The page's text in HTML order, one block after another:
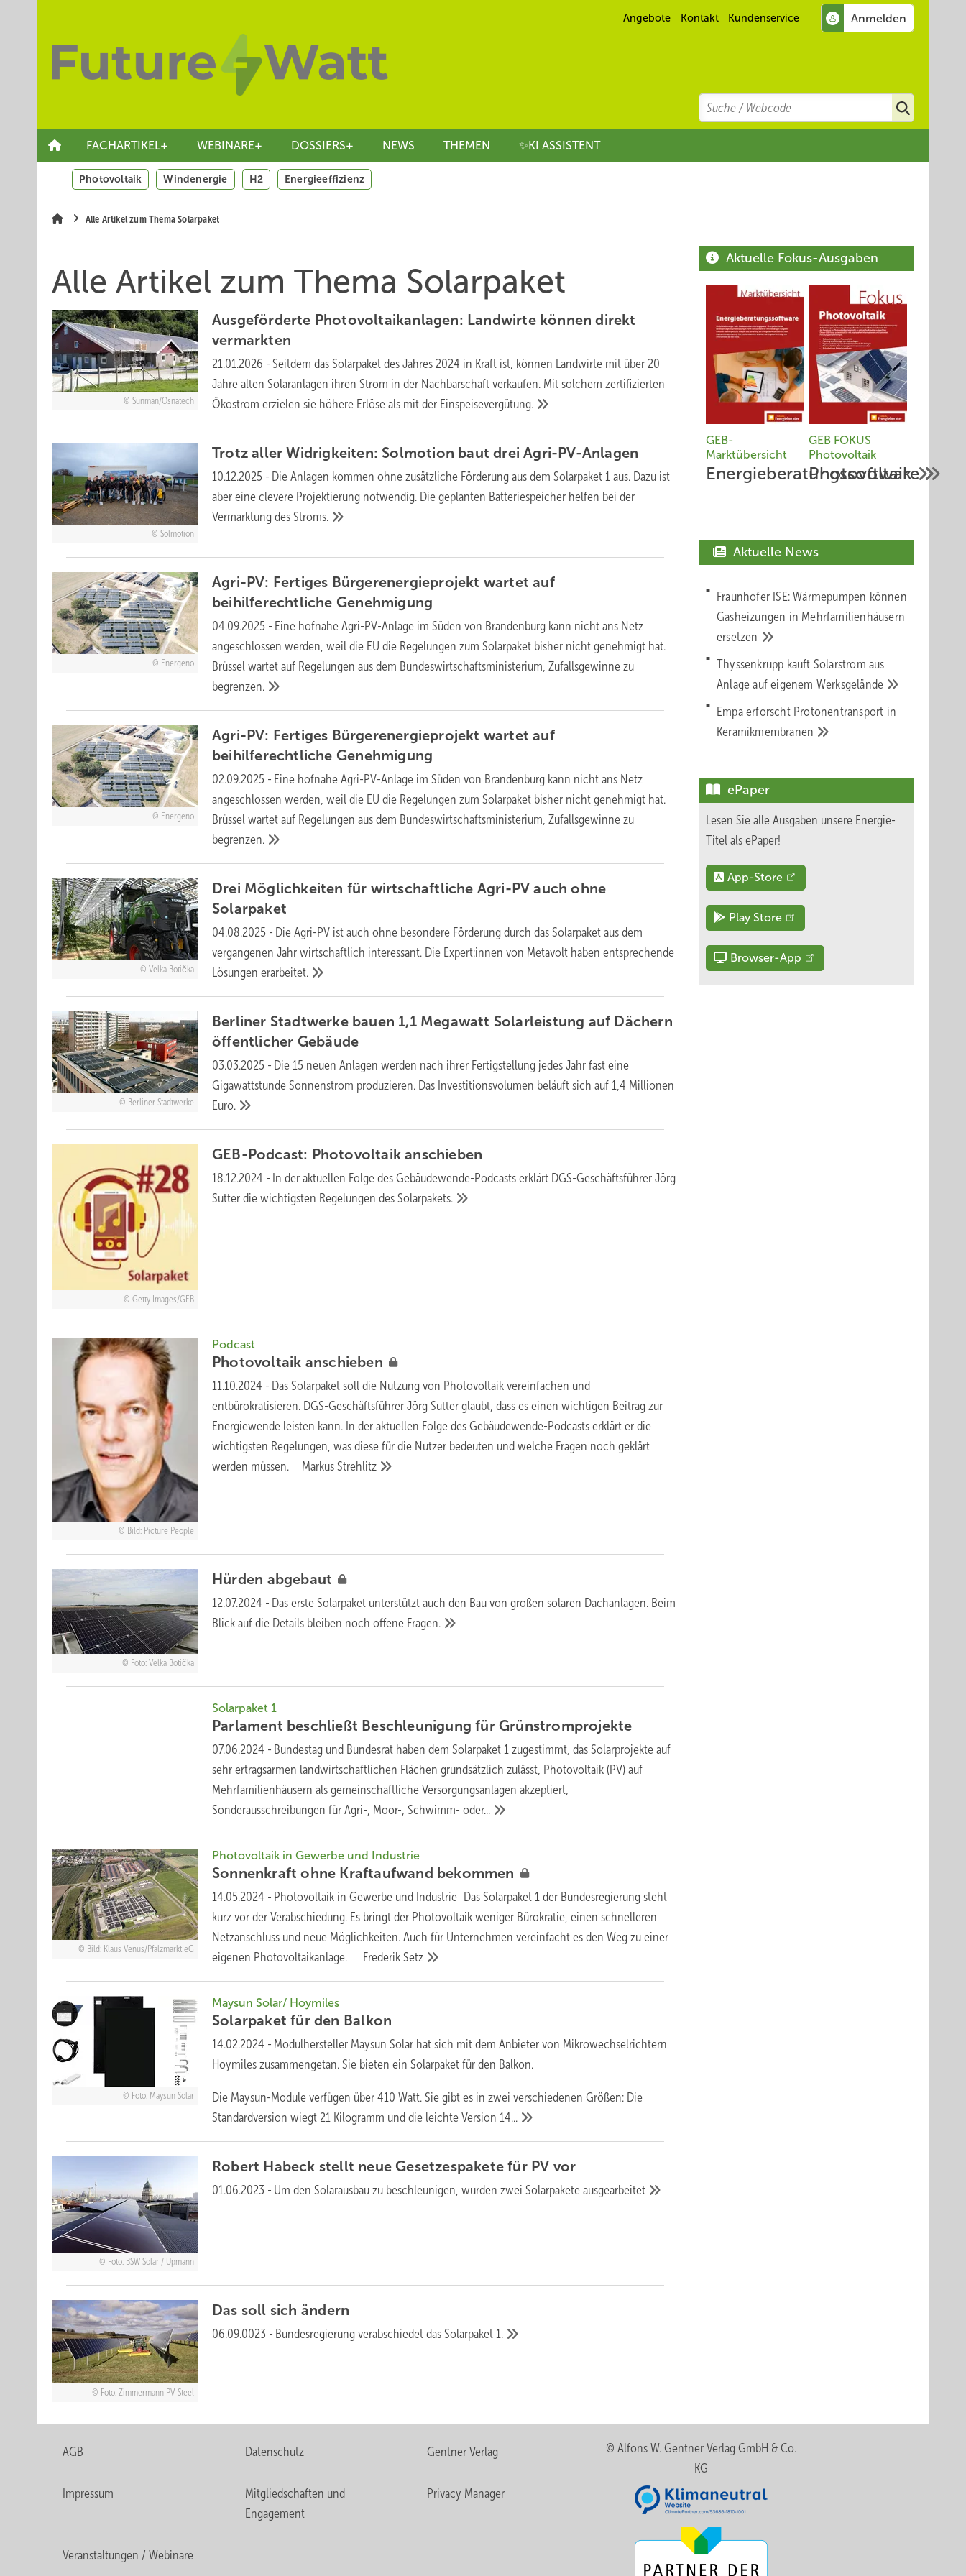
Angebote Kontakt Kundenservice
Search
Suchen
FACHARTIKEL+ WEBINARE+ DOSSIERS+ NEWS THEMEN ✨KI ASSISTENT
Photovoltaik Windenergie H2 Energieeffizienz
Alle Artikel zum Thema Solarpaket
Alle Artikel zum Thema Solarpaket
Sunman/Osnatech
Ausgeförderte Photovoltaikanlagen: Landwirte können direkt
vermarkten
21.01.2026 - Seitdem das Solarpaket des Jahres 2024 in Kraft ist, können Landwirte mit über 20
Jahre alten Solaranlagen ihren Strom in der Nachbarschaft verkaufen. Mit solchem zertifizierten
Ökostrom erzielen sie höhere Erlöse als mit der Einspeisevergütung.
Solmotion
Trotz aller Widrigkeiten: Solmotion baut dreiAgri-PV-Anlagen
10.12.2025 - Die Anlagen kommen ohne zusätzliche Förderung aus dem Solarpaket 1 aus. Dazu ist
aber eine clevere Projektierung notwendig. Die geplanten Batteriespeicher helfen bei der
Vermarktung desStroms.
Energeno
Agri-PV: Fertiges Bürgerenergieprojekt wartet auf
beihilferechtliche Genehmigung
04.09.2025 - Eine hofnahe Agri-PV-Anlage im Süden von Brandenburg kann nicht ans Netz
angeschlossen werden, weil die EU die Regelungen zum Solarpaket bisher nicht genehmigt hat.
Brüssel wartet auf Regelungen aus dem Bundeswirtschaftsministerium, Zufallsgewinne zu
begrenzen.
Energeno
Agri-PV: Fertiges Bürgerenergieprojekt wartet auf
beihilferechtliche Genehmigung
02.09.2025 - Eine hofnahe Agri-PV-Anlage im Süden von Brandenburg kann nicht ans Netz
angeschlossen werden, weil die EU die Regelungen zum Solarpaket bisher nicht genehmigt hat.
Brüssel wartet auf Regelungen aus dem Bundeswirtschaftsministerium, Zufallsgewinne zu
begrenzen.
Velka Botička
Drei Möglichkeiten für wirtschaftliche Agri-PV auch ohne
Solarpaket
04.08.2025 - Die Agri-PV ist auch ohne besondere Förderung durch das Solarpaket aus dem
vergangenen Jahr wirtschaftlich interessant. Die Expert:innen von Metavolt haben entsprechende
Lösungenerarbeitet.
Berliner Stadtwerke
Berliner Stadtwerke bauen 1,1 Megawatt Solarleistung auf Dächern
öffentlicher Gebäude
03.03.2025 - Die 15 neuen Anlagen werden nach ihrer Fertigstellung jedes Jahr fast eine
Gigawattstunde Sonnenstrom produzieren. Das Investitionsvolumen beläuft sich auf 1,4 Millionen
Euro.
Getty Images/GEB
GEB-Podcast: Photovoltaikanschieben
18.12.2024 - In der aktuellen Folge des Gebäudewende-Podcasts erklärt DGS-Geschäftsführer Jörg
Sutter die wichtigsten Regelungen desSolarpakets.
Bild: Picture People
Podcast
Photovoltaik anschieben
11.10.2024 - Das Solarpaket soll die Nutzung von Photovoltaik vereinfachen und
entbürokratisieren. DGS-Geschäftsführer Jörg Sutter glaubt, dass es einen wichtigen Beitrag zur
Energiewende leisten kann. In der aktuellen Folge des Gebäudewende-Podcasts erklärt er die
wichtigsten Regelungen, was diese für die Nutzer bedeuten und welche Fragen noch geklärt
werden müssen. MarkusStrehlitz
Foto: Velka Botička
Hürden abgebaut
12.07.2024 - Das erste Solarpaket unterstützt auch den Bau von großen solaren ­Dachanlagen. Beim
Blick auf die Details bleiben noch offene Fragen.
Solarpaket 1
Parlament beschließt Beschleunigung fürGrünstromprojekte
07.06.2024 - Bundestag und Bundesrat haben dem Solarpaket 1 zugestimmt, das Solarprojekte auf
sehr ertragsarmen landwirtschaftlichen Flächen grundsätzlich zulässt, Photovoltaik (PV) auf
Mehrfamilienhäusern als gemeinschaftliche Versorgungsanlagen akzeptiert,
Sonderausschreibungen für Agri-, Moor-, Schwimm-oder...
Bild: Klaus Venus/Pfalzmarkt eG
Photovoltaik in Gewerbe und Industrie
Sonnenkraft ohne Kraftaufwand bekommen
14.05.2024 - Photovoltaik in Gewerbe und Industrie Das Solarpaket 1 der Bundesregierung steht
kurz vor der Verabschiedung. Es bringt der Photovoltaik weniger Bürokratie, einen schnelleren
Netzanschluss und neue Möglichkeiten. Auch für Unternehmen vereinfacht es den Weg zu einer
eigenen Photovoltaikanlage. FrederikSetz
Foto: Maysun Solar
Maysun Solar/ Hoymiles
Solarpaket für den Balkon
14.02.2024 - Modulhersteller Maysun Solar hat sich mit dem Anbieter von Mikrowechselrichtern
Hoymiles zusammengetan. Sie bieten ein Solarpaket für den Balkon.
Die Maysun-Module verfügen über 410 Watt. Sie gibt es in zwei verschiedenen Größen: Die
Standardversion wiegt 21 Kilogramm und die leichte Version14...
Foto: BSW Solar / Upmann
Robert Habeck stellt neue ­Gesetzespakete für PV vor
01.06.2023 - Um den Solarausbau zu beschleunigen, ­wurden zwei Solarpaketeausgearbeitet
Foto: Zimmermann PV-Steel
D as soll sich ändern
06.09.0023 - Bundesregierung verabschiedet das Solarpaket 1.
Aktuelle Fokus-Ausgaben
GEB-
Marktübersicht
Energieberatungssoftware
GEB FOKUS
Photovoltaik
Photovoltaik
Aktuelle News
Fraunhofer ISE: Wärmepumpen können
Gasheizungen in Mehrfamilienhäusern
ersetzen
Thyssenkrupp kauft Solarstrom aus
Anlage auf eigenem Werksgelände
Empa erforscht Protonentransport in
Keramikmembranen
ePaper
Lesen Sie alle Ausgaben unsere Energie-
Titel als ePaper!
App-Store
Play Store
Browser-App
AGB Datenschutz Gentner Verlag
Impressum
Mitgliedschaften und
Engagement
Privacy Manager
Veranstaltungen / Webinare
© Alfons W. Gentner Verlag GmbH & Co.
KG